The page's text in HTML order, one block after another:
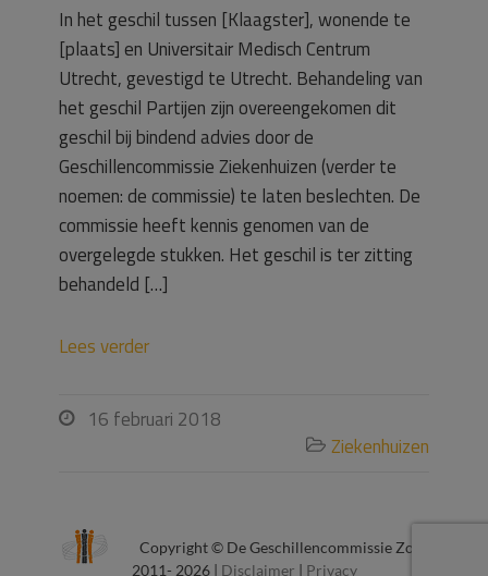
In het geschil tussen [Klaagster], wonende te
[plaats] en Universitair Medisch Centrum
Utrecht, gevestigd te Utrecht. Behandeling van
het geschil Partijen zijn overeengekomen dit
geschil bij bindend advies door de
Geschillencommissie Ziekenhuizen (verder te
noemen: de commissie) te laten beslechten. De
commissie heeft kennis genomen van de
overgelegde stukken. Het geschil is ter zitting
behandeld […]
Lees verder
 16 februari 2018
 Ziekenhuizen
Copyright © De Geschillencommissie Zorg
2011- 2026 | Disclaimer | Privacy